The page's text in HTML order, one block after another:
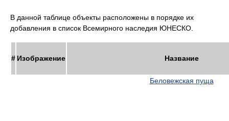
В данной таблице объекты расположены в порядке их
добавления в список Всемирного наследия ЮНЕСКО.
# Изображение Название
Беловежская пуща